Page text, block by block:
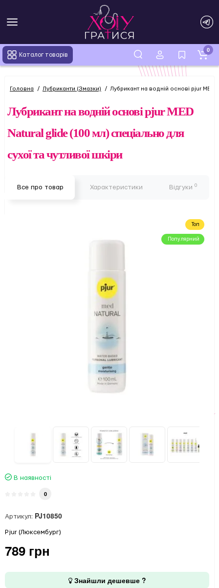
Каталог товарів
0
Головна Лубриканти (Змазки) Лубрикант на водній основі pjur MED
Лубрикант на водній основі pjur MED
Natural glide (100 мл) спеціально для
сухої та чутливої ​​шкіри
Все про товар Характеристики Відгуки 0
Топ
Популярний
В наявності
0
Артикул: PJ10850
Pjur (Люксембург)
789 грн
Знайшли дешевше ?